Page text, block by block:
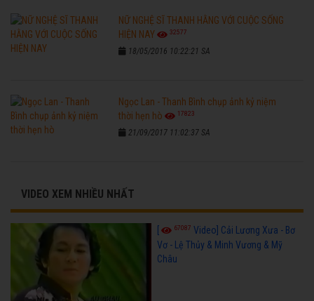
NỮ NGHỆ SĨ THANH HẰNG VỚI CUỘC SỐNG
HIỆN NAY
32577
18/05/2016 10:22:21 SA
Ngọc Lan - Thanh Bình chụp ảnh kỷ niệm
thời hẹn hò
17823
21/09/2017 11:02:37 SA
VIDEO XEM NHIỀU NHẤT
[ 67087 Video] Cải Lương Xưa - Bơ
Vơ - Lệ Thủy & Minh Vương & Mỹ
Châu